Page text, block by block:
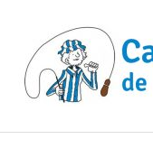
contenido